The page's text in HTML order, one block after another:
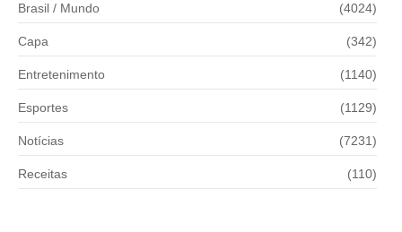
Brasil / Mundo (4024)
Capa (342)
Entretenimento (1140)
Esportes (1129)
Notícias (7231)
Receitas (110)